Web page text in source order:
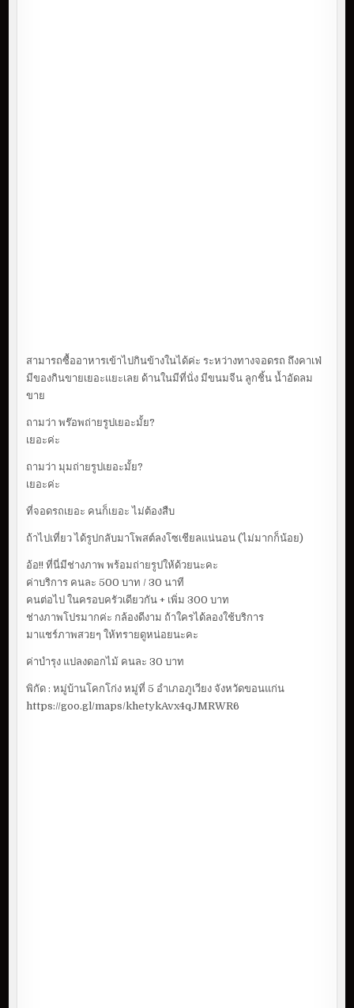
สามารถซื้ออาหารเข้าไปกินข้างในได้ค่ะ ระหว่างทางจอดรถ ถึงคาเฟ่
มีของกินขายเยอะแยะเลย ด้านในมีที่นั่ง มีขนมจีน ลูกชิ้น น้ำอัดลม
ขาย
ถามว่า พร๊อพถ่ายรูปเยอะมั้ย?
เยอะค่ะ
ถามว่า มุมถ่ายรูปเยอะมั้ย?
เยอะค่ะ
ที่จอดรถเยอะ คนก็เยอะ ไม่ต้องสืบ
ถ้าไปเที่ยว ได้รูปกลับมาโพสต์ลงโซเชียลแน่นอน (ไม่มากก็น้อย)
อ้อ!! ที่นี่มีช่างภาพ พร้อมถ่ายรูปให้ด้วยนะคะ
ค่าบริการ คนละ 500 บาท / 30 นาที
คนต่อไป ในครอบครัวเดียวกัน + เพิ่ม 300 บาท
ช่างภาพโปรมากค่ะ กล้องดีงาม ถ้าใครได้ลองใช้บริการ
มาแชร์ภาพสวยๆ ให้ทรายดูหน่อยนะคะ
ค่าบำรุง แปลงดอกไม้ คนละ 30 บาท
พิกัด : หมู่บ้านโคกโก่ง หมู่ที่ 5 อำเภอภูเวียง จังหวัดขอนแก่น
https://goo.gl/maps/khetykAvx4qJMRWR6